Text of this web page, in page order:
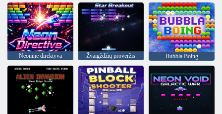
Neoninė direktyva Žvaigždžių proveržis Bubbla Boing